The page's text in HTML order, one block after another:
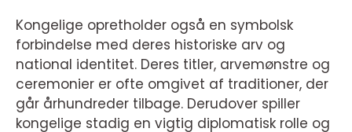
Kongelige opretholder også en symbolsk
forbindelse med deres historiske arv og
national identitet. Deres titler, arvemønstre og
ceremonier er ofte omgivet af traditioner, der
går århundreder tilbage. Derudover spiller
kongelige stadig en vigtig diplomatisk rolle og